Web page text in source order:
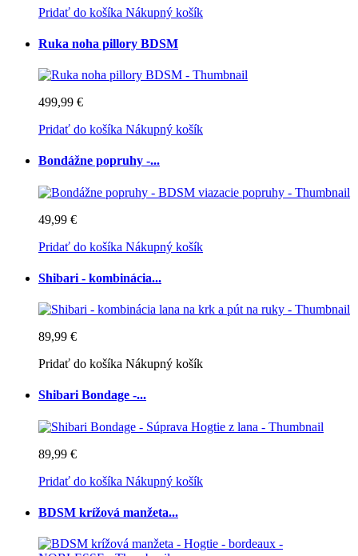
Pridať do košíka Nákupný košík
Ruka noha pillory BDSM
499,99 €
Pridať do košíka Nákupný košík
Bondážne popruhy -...
49,99 €
Pridať do košíka Nákupný košík
Shibari - kombinácia...
89,99 €
Pridať do košíka Nákupný košík
Shibari Bondage -...
89,99 €
Pridať do košíka Nákupný košík
BDSM krížová manžeta...